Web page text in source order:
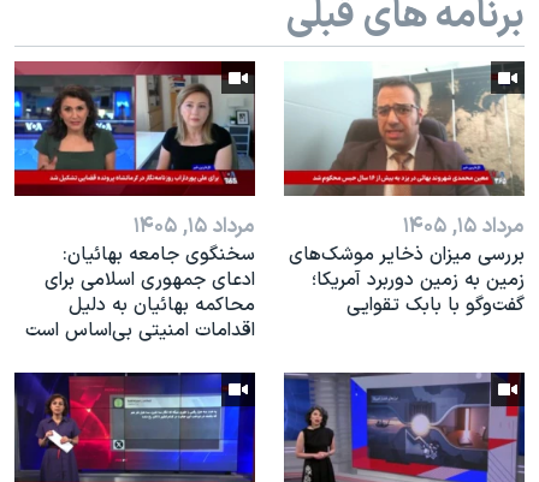
نرگس محمدی برنده جایزه نوبل صلح
همایش محافظه‌کاران آمریکا «سی‌پک»
صفحه‌های ویژه
سفر پرزیدنت ترامپ به چین
برنامه های قبلی
مرداد ۱۵, ۱۴۰۵
بررسی میزان ذخایر موشک‌های
زمین به زمین دوربرد آمریکا؛
گفت‌وگو با بابک تقوایی
مرداد ۱۵, ۱۴۰۵
سخنگوی جامعه بهائیان:
ادعای جمهوری اسلامی برای
محاکمه بهائیان به دلیل
اقدامات امنیتی بی‌اساس است